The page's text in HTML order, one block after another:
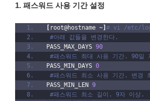
고 k
y
를
눌
러
저
장
한
다
n
e
c
t
i
o
n
]
–
1. 패스워드 사용 기간 설정
[ root@hostname ~] # vi /etc/
#아래 값들을 변경한다.
PASS_MAX_DAYS 90
#패스워드 최대 사용 기간. 90일
PASS_MIN_DAYS 0
#패스워드 최소 사용 기간. 변경
PASS_MIN_LEN 9
#패스워드 최소 길이. 9자 이상.